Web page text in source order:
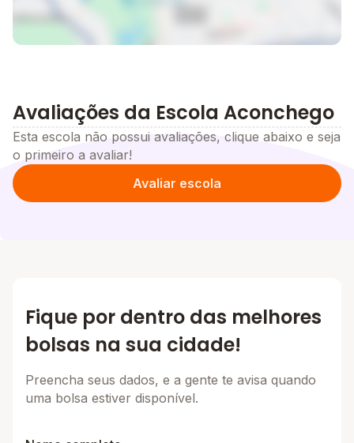
Avaliações da Escola Aconchego
Esta escola não possui avaliações, clique abaixo e seja
o primeiro a avaliar!
Avaliar escola
Fique por dentro das melhores
bolsas na sua cidade!
Preencha seus dados, e a gente te avisa quando
uma bolsa estiver disponível.